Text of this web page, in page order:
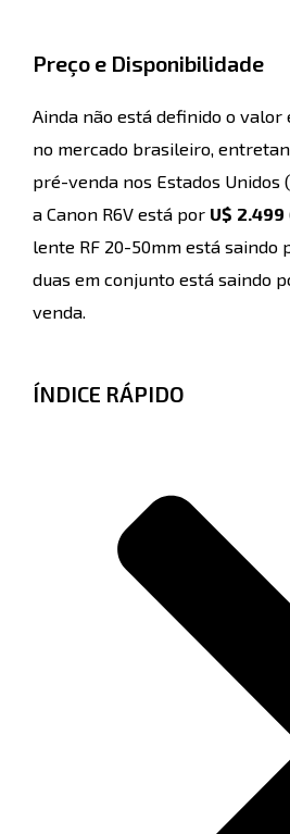
Preço e Disponibilidade
Ainda não está definido o valor
no mercado brasileiro,
pré-venda nos Estados Unidos
a Canon R6V está por U$ 2.499
lente RF 20-50mm está saindo
duas em conjunto está saindo
venda.
ÍNDICE RÁPIDO